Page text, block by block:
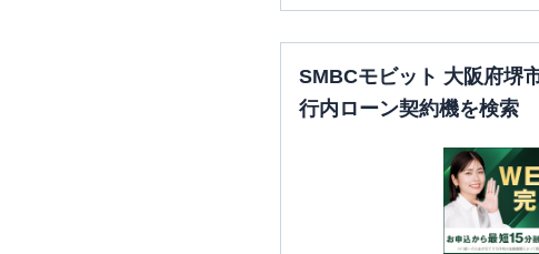
SMBCモビット 大阪府堺
行内ローン契約機を検索